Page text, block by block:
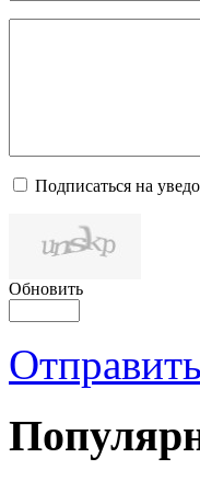
Подписаться на
Обновить
Отправить